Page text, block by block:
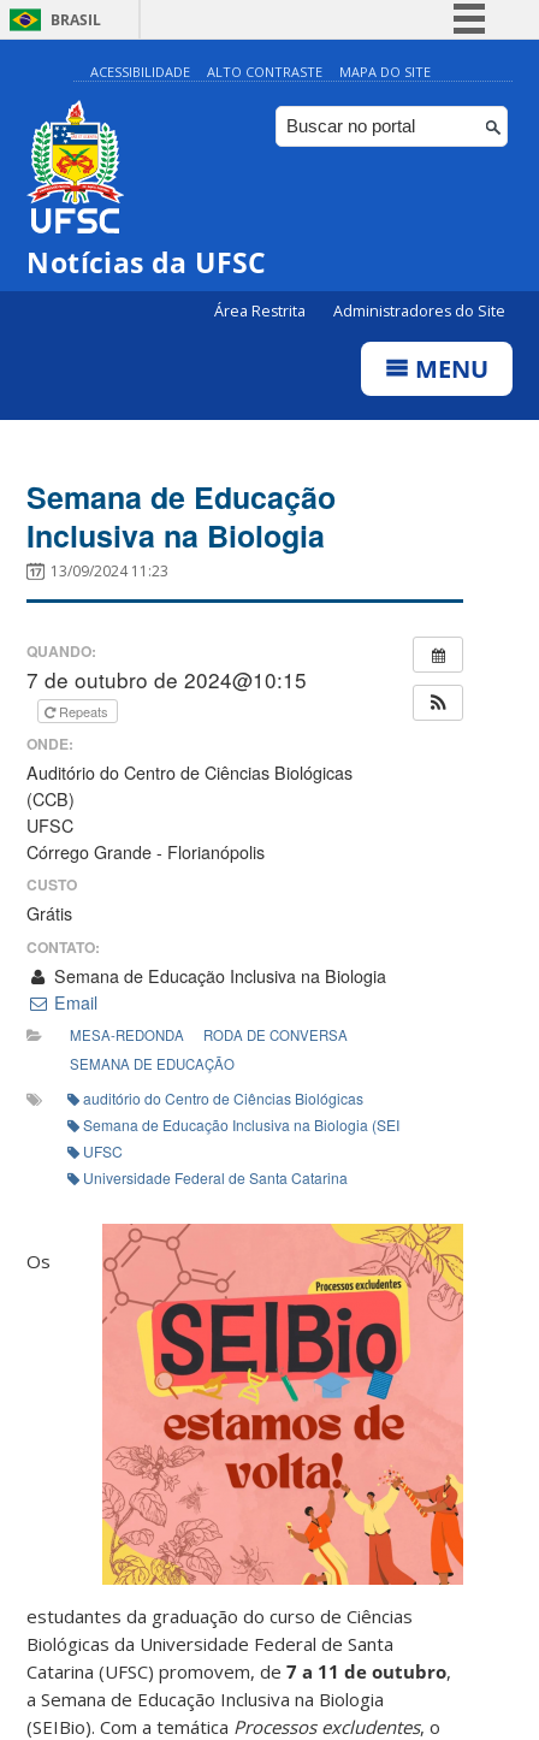
BRASIL
Simplifique!
Comunica BR
Participe
ACESSIBILIDADE ALTO CONTRASTE MAPA DO SITE
Notícias da UFSC
Área Restrita Administradores do Site
MENU
Semana de Educação
Inclusiva na Biologia
13/09/2024 11:23
QUANDO:
7 de outubro de 2024@10:15
Repeats
ONDE:
Auditório do Centro de Ciências Biológicas
(CCB)
UFSC
Córrego Grande - Florianópolis
CUSTO
Grátis
CONTATO:
Semana de Educação Inclusiva na Biologia
Email
MESA-REDONDA
RODA DE CONVERSA
SEMANA DE EDUCAÇÃO
auditório do Centro de Ciências Biológicas
Semana de Educação Inclusiva na Biologia (SEIBio)
UFSC
Universidade Federal de Santa Catarina
Os
estudantes da graduação do curso de Ciências
Biológicas da Universidade Federal de Santa
Catarina (UFSC) promovem, de7 a 11 de outubro,
a Semana de Educação Inclusiva na Biologia
(SEIBio). Com a temática Processos excludentes, o